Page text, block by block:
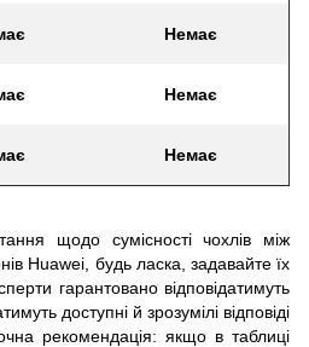
Немає
Немає
Немає
щодо сумісності чохлів між
Huawei, будь ласка, задавайте їх
гарантовано відповідатимуть
доступні й зрозумілі відповіді
рекомендація: якщо в таблиці